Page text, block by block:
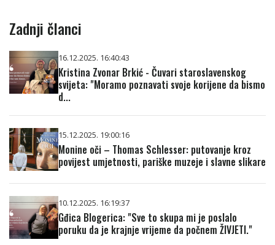
Zadnji članci
16.12.2025. 16:40:43
Kristina Zvonar Brkić - Čuvari staroslavenskog
svijeta: "Moramo poznavati svoje korijene da bismo
d...
15.12.2025. 19:00:16
Monine oči – Thomas Schlesser: putovanje kroz
povijest umjetnosti, pariške muzeje i slavne slikare
10.12.2025. 16:19:37
Gđica Blogerica: "Sve to skupa mi je poslalo
poruku da je krajnje vrijeme da počnem ŽIVJETI."